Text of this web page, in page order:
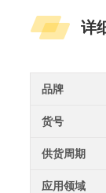
详
品牌
货号
供货周期
应用领域